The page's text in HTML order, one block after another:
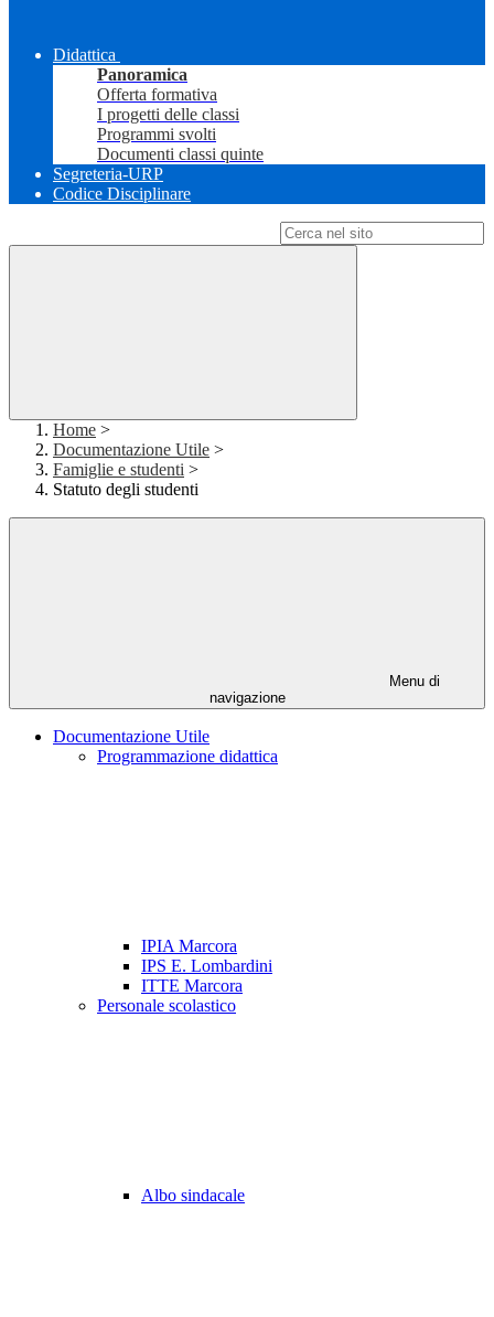
Didattica
Panoramica
Offerta formativa
I progetti delle classi
Programmi svolti
Documenti classi quinte
Segreteria-URP
Codice Disciplinare
Home >
Documentazione Utile >
Famiglie e studenti >
Statuto degli studenti
Menu di
navigazione
Documentazione Utile
Programmazione didattica
IPIA Marcora
IPS E. Lombardini
ITTE Marcora
Personale scolastico
Albo sindacale